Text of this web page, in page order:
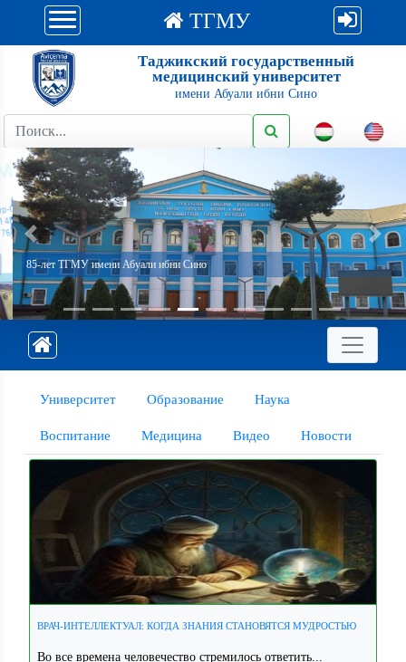
ТГМУ
Таджикский государственный
медицинский университет
имени Абуали ибни Сино
85-лет ТГМУ имени Абуали ибни Сино
Previous Next
Университет Образование Наука
Воспитание Медицина Видео Новости
ВРАЧ-ИНТЕЛЛЕКТУАЛ: КОГДА ЗНАНИЯ СТАНОВЯТСЯ МУДРОСТЬЮ
Во все времена человечество стремилось ответить...